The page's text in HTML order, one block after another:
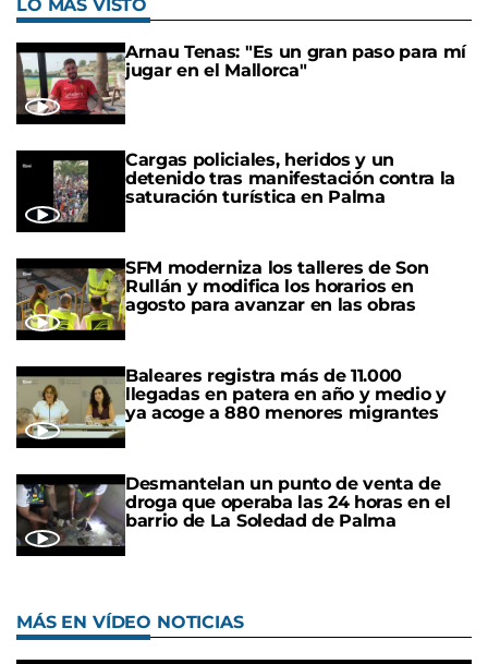
LO MÁS VISTO
Arnau Tenas: "Es un gran paso para mí
jugar en el Mallorca"
Cargas policiales, heridos y un
detenido tras manifestación contra la
saturación turística en Palma
SFM moderniza los talleres de Son
Rullán y modifica los horarios en
agosto para avanzar en las obras
Baleares registra más de 11.000
llegadas en patera en año y medio y
ya acoge a 880 menores migrantes
Desmantelan un punto de venta de
droga que operaba las 24 horas en el
barrio de La Soledad de Palma
MÁS EN VÍDEO NOTICIAS